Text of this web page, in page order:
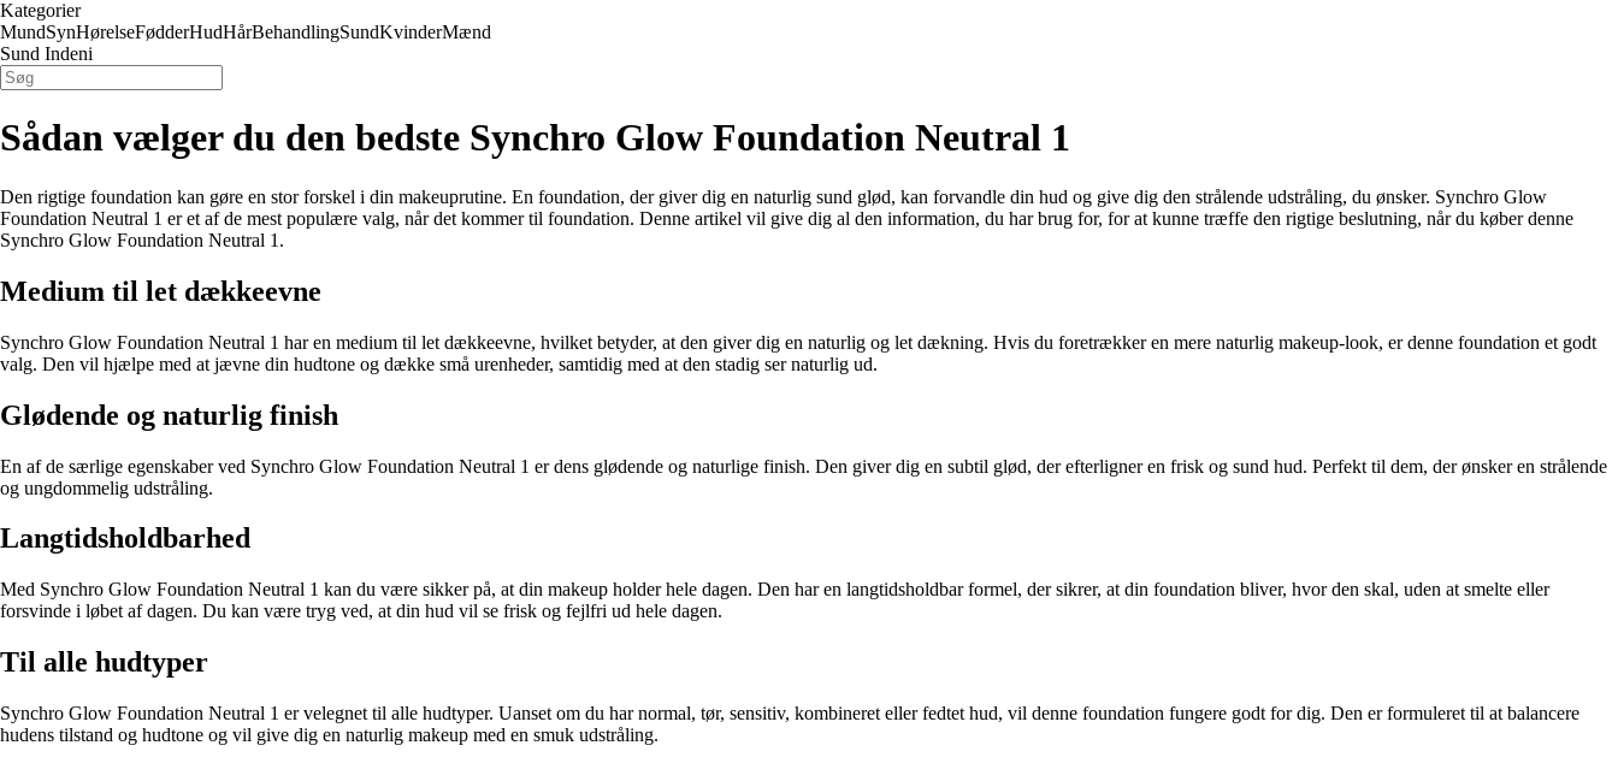
Kategorier
MundSynHørelseFødderHudHårBehandlingSundKvinderMænd
Sund Indeni
Sådan vælger du den bedste Synchro Glow Foundation Neutral 1
Den rigtige foundation kan gøre en stor forskel i din makeuprutine. En foundation, der giver dig en naturlig sund glød, kan forvandle din hud og give dig den strålende udstråling, du ønsker. Synchro Glow
Foundation Neutral 1 er et af de mest populære valg, når det kommer til foundation. Denne artikel vil give dig al den information, du har brug for, for at kunne træffe den rigtige beslutning, når du køber denne
Synchro Glow Foundation Neutral 1.
Medium til let dækkeevne
Synchro Glow Foundation Neutral 1 har en medium til let dækkeevne, hvilket betyder, at den giver dig en naturlig og let dækning. Hvis du foretrækker en mere naturlig makeup-look, er denne foundation et godt
valg. Den vil hjælpe med at jævne din hudtone og dække små urenheder, samtidig med at den stadig ser naturlig ud.
Glødende og naturlig finish
En af de særlige egenskaber ved Synchro Glow Foundation Neutral 1 er dens glødende og naturlige finish. Den giver dig en subtil glød, der efterligner en frisk og sund hud. Perfekt til dem, der ønsker en strålende
og ungdommelig udstråling.
Langtidsholdbarhed
Med Synchro Glow Foundation Neutral 1 kan du være sikker på, at din makeup holder hele dagen. Den har en langtidsholdbar formel, der sikrer, at din foundation bliver, hvor den skal, uden at smelte eller
forsvinde i løbet af dagen. Du kan være tryg ved, at din hud vil se frisk og fejlfri ud hele dagen.
Til alle hudtyper
Synchro Glow Foundation Neutral 1 er velegnet til alle hudtyper. Uanset om du har normal, tør, sensitiv, kombineret eller fedtet hud, vil denne foundation fungere godt for dig. Den er formuleret til at balancere
hudens tilstand og hudtone og vil give dig en naturlig makeup med en smuk udstråling.